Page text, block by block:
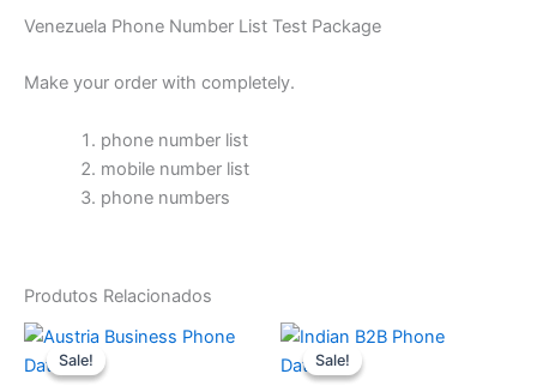
Venezuela Phone Number List Test Package
Make your order with completely.
phone number list
mobile number list
phone numbers
Produtos Relacionados
Sale!
Sale!
O
preço
original
O
Sale!
Sale!
O
preço
original
O
atual